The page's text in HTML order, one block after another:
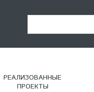
РЕАЛИЗОВАННЫЕ
ПРОЕКТЫ